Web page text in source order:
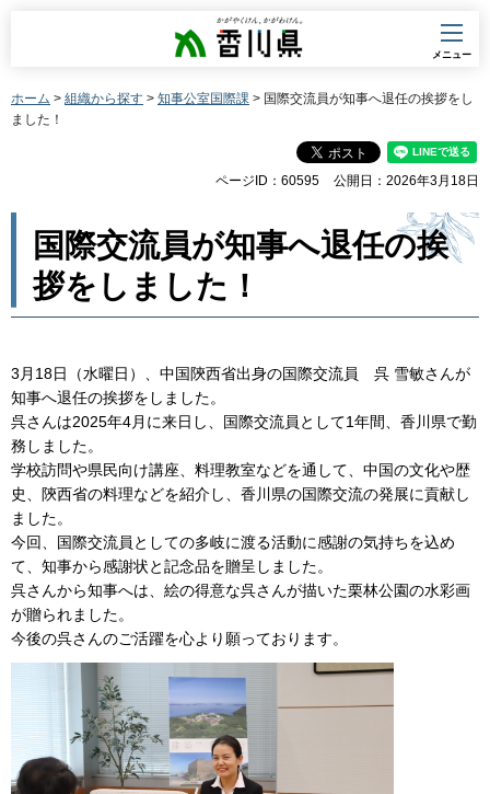
香川県
メニュー
ホーム > 組織から探す > 知事公室国際課 > 国際交流員が知事へ退任の挨拶をし
ました！
ページID：60595 公開日：2026年3月18日
国際交流員が知事へ退任の挨
拶をしました！
3月18日（水曜日）、中国陝西省出身の国際交流員 呉 雪敏さんが
知事へ退任の挨拶をしました。
呉さんは2025年4月に来日し、国際交流員として1年間、香川県で勤
務しました。
学校訪問や県民向け講座、料理教室などを通して、中国の文化や歴
史、陝西省の料理などを紹介し、香川県の国際交流の発展に貢献し
ました。
今回、国際交流員としての多岐に渡る活動に感謝の気持ちを込め
て、知事から感謝状と記念品を贈呈しました。
呉さんから知事へは、絵の得意な呉さんが描いた栗林公園の水彩画
が贈られました。
今後の呉さんのご活躍を心より願っております。